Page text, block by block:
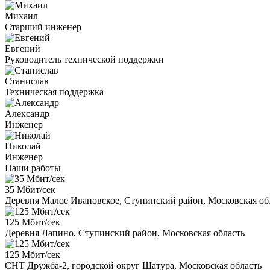
Михаил
Старший инженер
Евгений
Руководитель технической поддержки
Станислав
Техническая поддержка
Александр
Инженер
Николай
Инженер
Наши работы
35 Мбит/сек
Деревня Малое Ивановское, Ступинский район, Московская
125 Мбит/сек
Деревня Лапино, Ступинский район, Московская область
125 Мбит/сек
СНТ Дружба-2, городской округ Шатура, Московская область